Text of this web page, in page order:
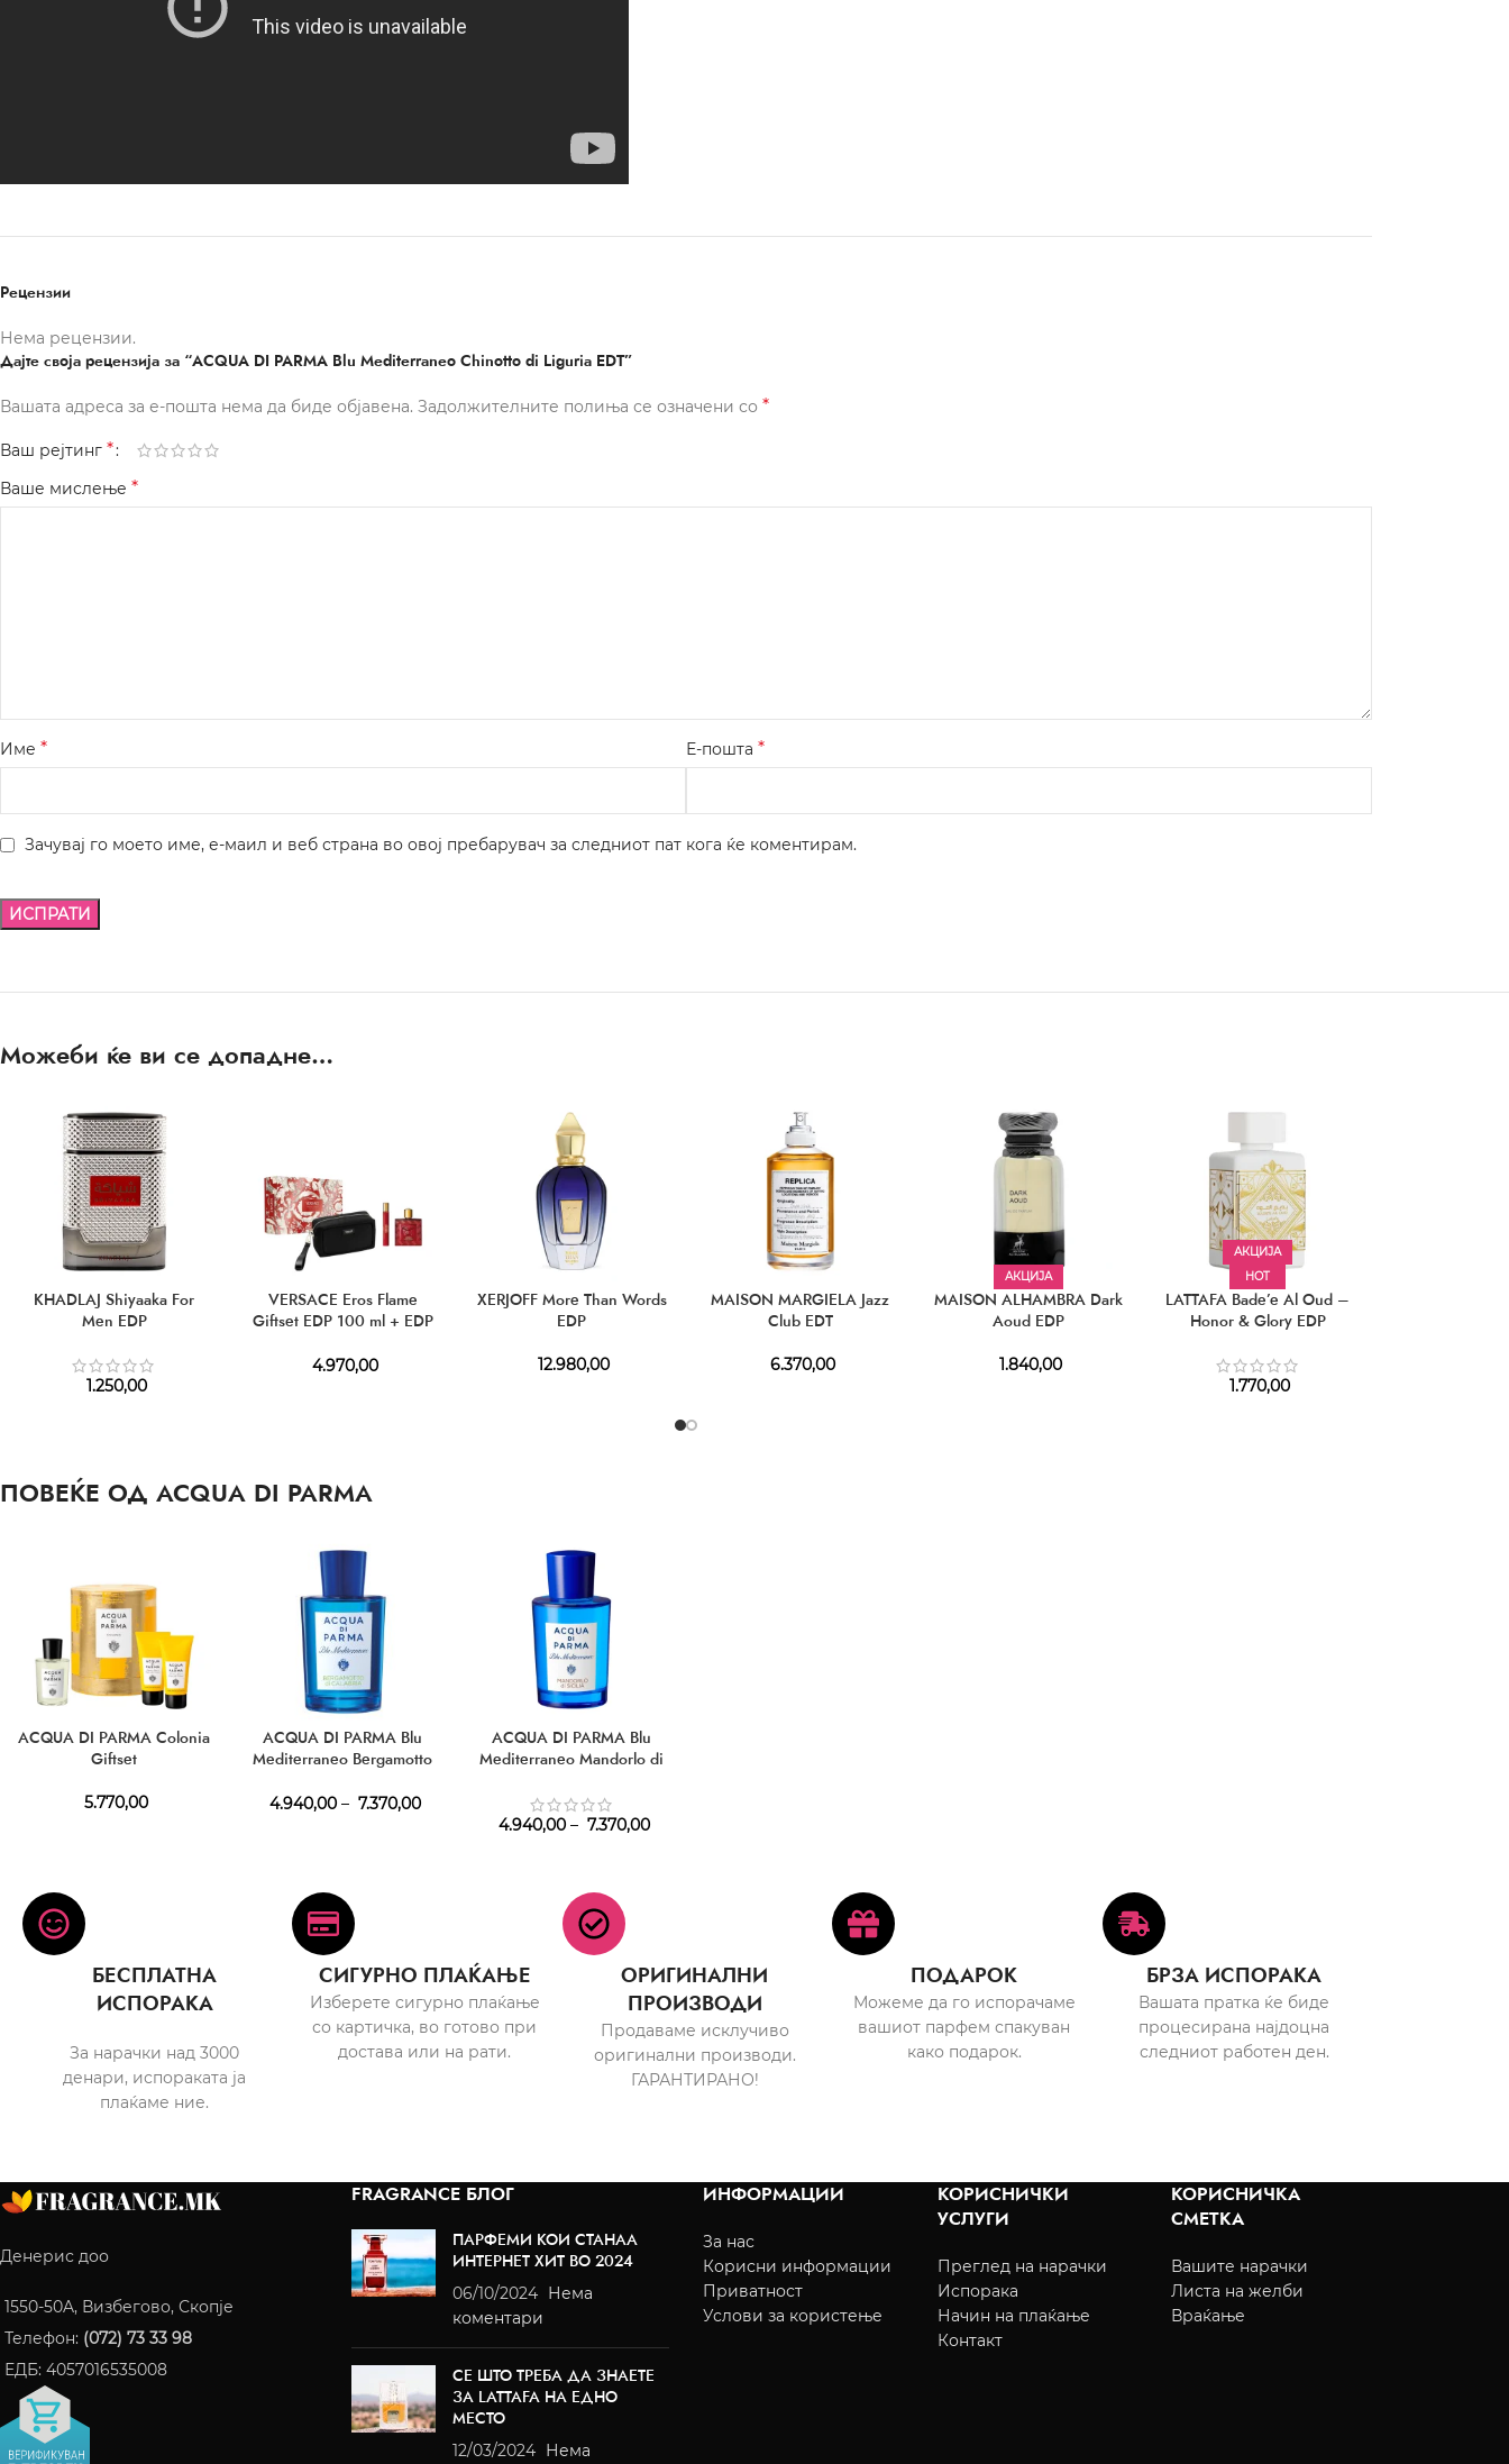
Рецензии
Нема рецензии.
Дајте своја рецензија за “ACQUA DI PARMA Blu Mediterraneo Chinotto di Liguria EDT”
Вашата адреса за е-пошта нема да биде објавена. Задолжителните полиња се означени со *
Ваш рејтинг *
Ваше мислење *
Име * Е-пошта *
Зачувај го моето име, е-маил и веб страна во овој пребарувач за следниот пат кога ќе коментирам.
Можеби ќе ви се допадне…
KHADLAJ Shiyaaka For
Men EDP
1.250,00
VERSACE Eros Flame
Giftset EDP 100 ml + EDP
4.970,00
XERJOFF More Than Words
EDP
12.980,00
MAISON MARGIELA Jazz
Club EDT
6.370,00
АКЦИЈА
MAISON ALHAMBRA Dark
Aoud EDP
1.840,00
АКЦИЈА
HOT
LATTAFA Bade’e Al Oud –
Honor & Glory EDP
1.770,00
ПОВЕЌЕ ОД ACQUA DI PARMA
ACQUA DI PARMA Colonia
Giftset
5.770,00
ACQUA DI PARMA Blu
Mediterraneo Bergamotto
4.940,00 – 7.370,00
ACQUA DI PARMA Blu
Mediterraneo Mandorlo di
4.940,00 – 7.370,00
БЕСПЛАТНА
ИСПОРАКА
За нарачки над 3000
денари, испораката ја
плаќаме ние.
СИГУРНО ПЛАЌАЊЕ
Изберете сигурно плаќање
со картичка, во готово при
достава или на рати.
ОРИГИНАЛНИ
ПРОИЗВОДИ
Продаваме исклучиво
оригинални производи.
ГАРАНТИРАНО!
ПОДАРОК
Можеме да го испорачаме
вашиот парфем спакуван
како подарок.
БРЗА ИСПОРАКА
Вашата пратка ќе биде
процесирана најдоцна
следниот работен ден.
Денерис доо
1550-50A, Визбегово, Скопје
Телефон: (072) 73 33 98
ЕДБ: 4057016535008
FRAGRANCE БЛОГ
ПАРФЕМИ КОИ СТАНАА
ИНТЕРНЕТ ХИТ ВО 2024
06/10/2024 Нема
коментари
СЕ ШТО ТРЕБА ДА ЗНАЕТЕ
ЗА LATTAFA НА ЕДНО
МЕСТО
12/03/2024 Нема
ИНФОРМАЦИИ
За нас
Корисни информации
Приватност
Услови за користење
КОРИСНИЧКИ
УСЛУГИ
Преглед на нарачки
Испорака
Начин на плаќање
Контакт
КОРИСНИЧКА
СМЕТКА
Вашите нарачки
Листа на желби
Враќање